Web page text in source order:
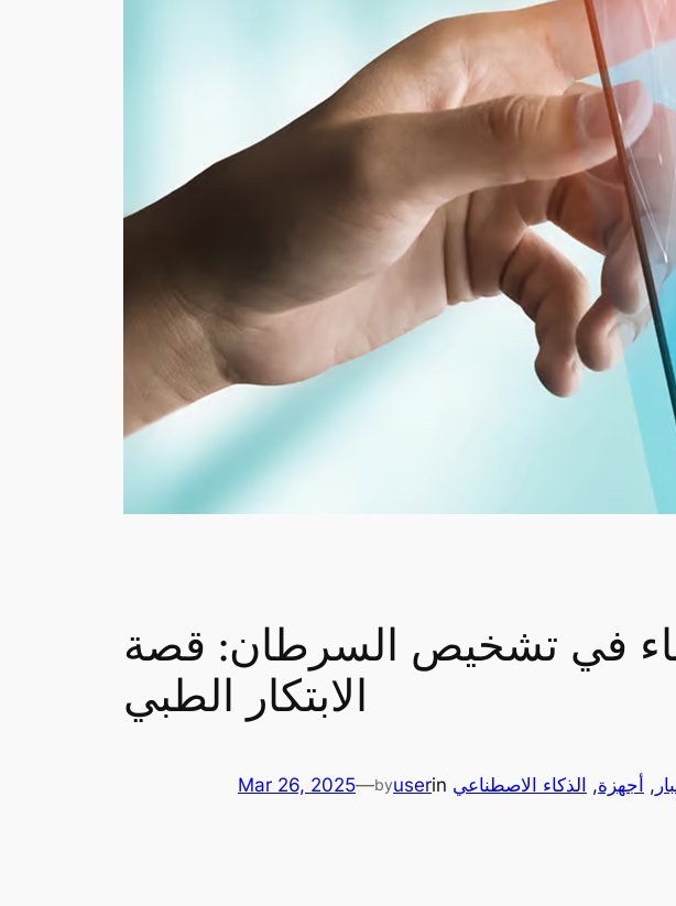
في تشخيص السرطان: قصة
الابتكار الطبي
Mar 26, 2025—byuserin , أجهزة, الذكاء الاصطناعي